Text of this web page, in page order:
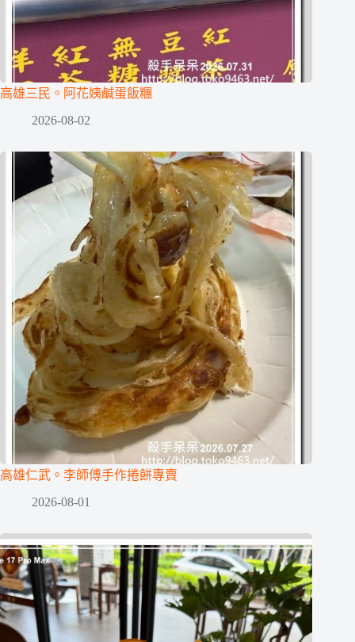
高雄三民。阿花姨鹹蛋飯糰
2026-08-02
高雄仁武。李師傅手作捲餅專賣
2026-08-01